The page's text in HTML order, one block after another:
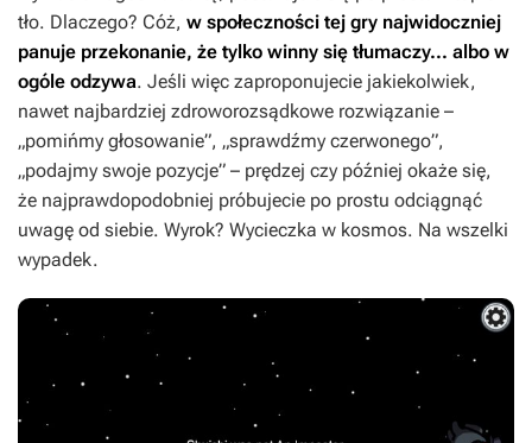
tło. Dlaczego? Cóż, w społeczności tej gry najwidoczniej
panuje przekonanie, że tylko winny się tłumaczy... albo w
ogóle odzywa. Jeśli więc zaproponujecie jakiekolwiek,
nawet najbardziej zdroworozsądkowe rozwiązanie –
„pomińmy głosowanie”, „sprawdźmy czerwonego”,
„podajmy swoje pozycje” – prędzej czy później okaże się,
że najprawdopodobniej próbujecie po prostu odciągnąć
uwagę od siebie. Wyrok? Wycieczka w kosmos. Na wszelki
wypadek.